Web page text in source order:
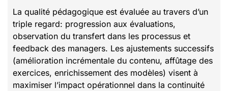
La qualité pédagogique est évaluée au travers d’un
triple regard: progression aux évaluations,
observation du transfert dans les processus et
feedback des managers. Les ajustements successifs
(amélioration incrémentale du contenu, affûtage des
exercices, enrichissement des modèles) visent à
maximiser l’impact opérationnel dans la continuité